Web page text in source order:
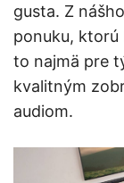
gusta. Z
ponuku, ktorú
to najmä pre
kvalitným
audiom.